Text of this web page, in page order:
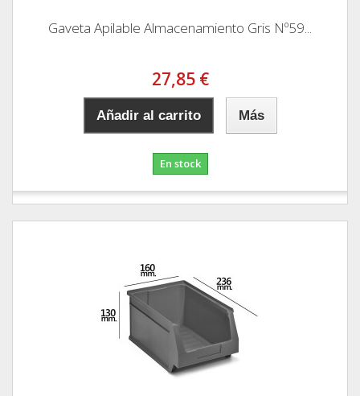
Gaveta Apilable Almacenamiento Gris Nº59...
27,85 €
Añadir al carrito Más
En stock